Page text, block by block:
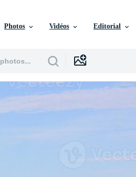
Photos Vidéos Editorial